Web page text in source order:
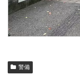
警備